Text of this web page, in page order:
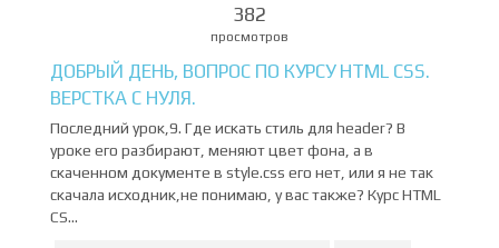
382
просмотров
ДОБРЫЙ ДЕНЬ, ВОПРОС ПО КУРСУ HTML CSS.
ВЕРСТКА С НУЛЯ.
Последний урок,9. Где искать стиль для header? В
уроке его разбирают, меняют цвет фона, а в
скаченном документе в style.css его нет, или я не так
скачала исходник,не понимаю, у вас также? Курс HTML
CS...